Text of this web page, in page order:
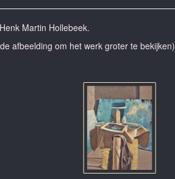
Martin Hollebeek.
afbeelding om het werk groter te bekijken)